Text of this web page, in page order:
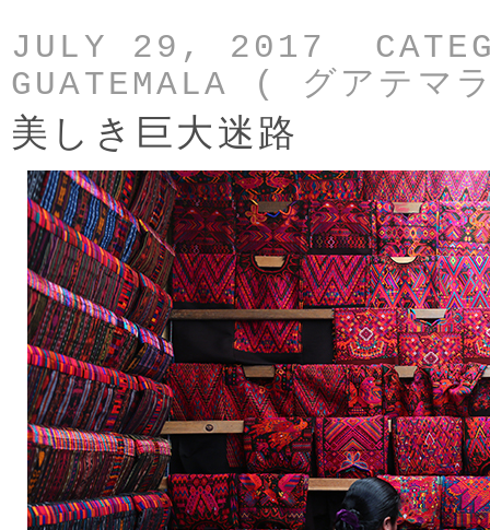
JULY 29, 2017
GUATEMALA ( グアテマ
美しき巨大迷路